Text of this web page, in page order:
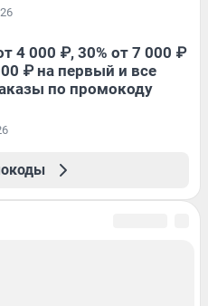
4 000 ₽, 30% от 7 000 ₽
₽ на первый и все
по промокоду